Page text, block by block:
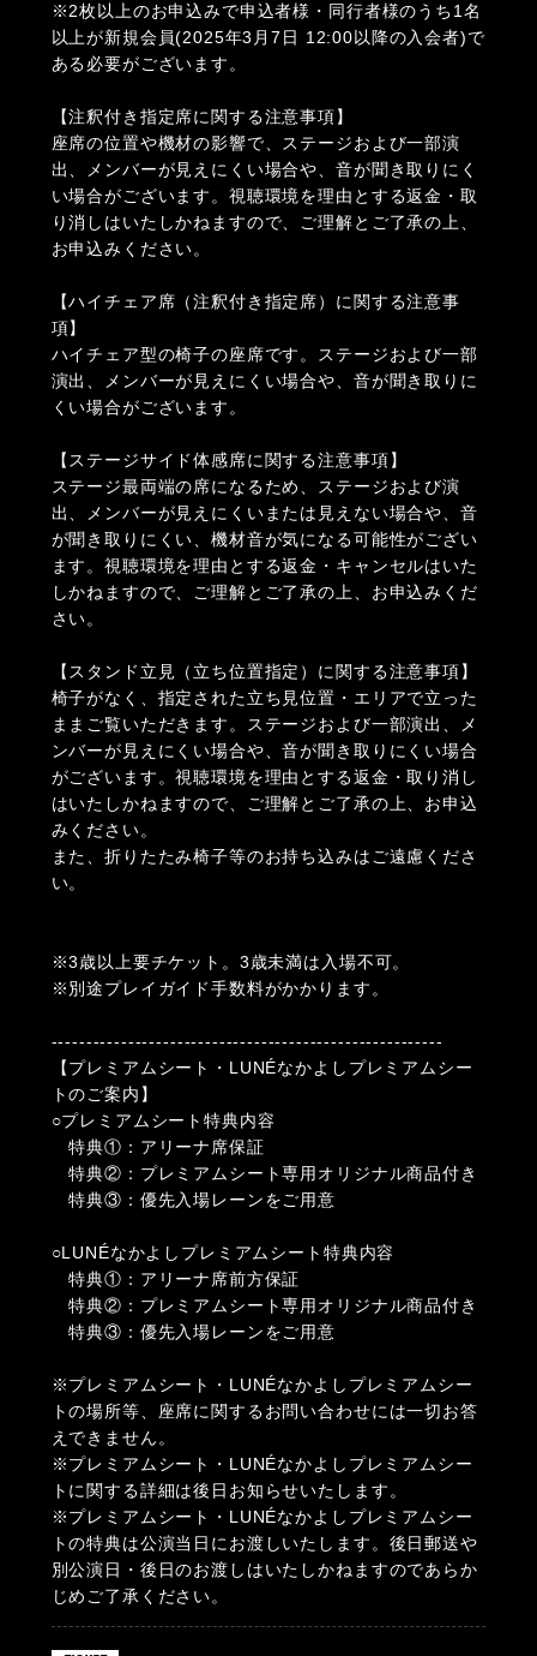
※2枚以上のお申込みで申込者様・同行者様のうち1名
以上が新規会員(2025年3月7日 12:00以降の入会者)で
ある必要がございます。
【注釈付き指定席に関する注意事項】
座席の位置や機材の影響で、ステージおよび一部演
出、メンバーが見えにくい場合や、音が聞き取りにく
い場合がございます。視聴環境を理由とする返金・取
り消しはいたしかねますので、ご理解とご了承の上、
お申込みください。
【ハイチェア席（注釈付き指定席）に関する注意事
項】
ハイチェア型の椅子の座席です。ステージおよび一部
演出、メンバーが見えにくい場合や、音が聞き取りに
くい場合がございます。
【ステージサイド体感席に関する注意事項】
ステージ最両端の席になるため、ステージおよび演
出、メンバーが見えにくいまたは見えない場合や、音
が聞き取りにくい、機材音が気になる可能性がござい
ます。視聴環境を理由とする返金・キャンセルはいた
しかねますので、ご理解とご了承の上、お申込みくだ
さい。
【スタンド立見（立ち位置指定）に関する注意事項】
椅子がなく、指定された立ち見位置・エリアで立った
ままご覧いただきます。ステージおよび一部演出、メ
ンバーが見えにくい場合や、音が聞き取りにくい場合
がございます。視聴環境を理由とする返金・取り消し
はいたしかねますので、ご理解とご了承の上、お申込
みください。
また、折りたたみ椅子等のお持ち込みはご遠慮くださ
い。
※3歳以上要チケット。3歳未満は入場不可。
※別途プレイガイド手数料がかかります。
--------------------------------------------------------
【プレミアムシート・LUNÉなかよしプレミアムシー
トのご案内】
○プレミアムシート特典内容
特典①：アリーナ席保証
特典②：プレミアムシート専用オリジナル商品付き
特典③：優先入場レーンをご用意
○LUNÉなかよしプレミアムシート特典内容
特典①：アリーナ席前方保証
特典②：プレミアムシート専用オリジナル商品付き
特典③：優先入場レーンをご用意
※プレミアムシート・LUNÉなかよしプレミアムシー
トの場所等、座席に関するお問い合わせには一切お答
えできません。
※プレミアムシート・LUNÉなかよしプレミアムシー
トに関する詳細は後日お知らせいたします。
※プレミアムシート・LUNÉなかよしプレミアムシー
トの特典は公演当日にお渡しいたします。後日郵送や
別公演日・後日のお渡しはいたしかねますのであらか
じめご了承ください。